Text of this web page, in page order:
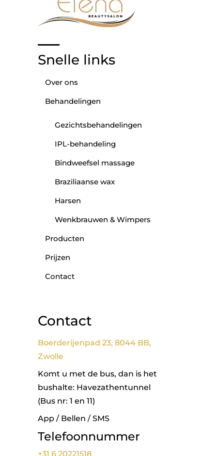
Snelle links
Over ons
Behandelingen
Gezichtsbehandelingen
IPL-behandeling
Bindweefsel massage
Braziliaanse wax
Harsen
Wenkbrauwen & Wimpers
Producten
Prijzen
Contact
Contact
Boerderijenpad 23, 8044 BB,
Zwolle
Komt u met de bus, dan is het
bushalte: Havezathentunnel
(Bus nr: 1 en 11)
App / Bellen / SMS
Telefoonnummer
+31 6 20221518